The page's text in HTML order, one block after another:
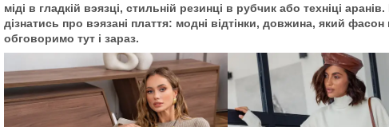
міді в гладкій вэязці, стильній резинці в рубчик або техніці
дізнатись про вэязані плаття: модні відтінки, довжина, який
обговоримо тут і зараз.